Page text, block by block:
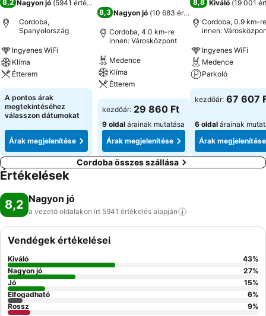
8,2 Nagyon jó (5941 értékelés
Cordoba,
Spanyolország
Ingyenes WiFi
Klíma
Étterem
A pontos árak
megtekintéséhez
válasszon dátumokat
Árak megjelenítése
8,3 Nagyon jó (10 683 értékelés
Cordoba, 4.0 km-re
innen: Városközpont
Medence
Klíma
Étterem
kezdőár: 29 860 Ft
9 oldal árainak mutatása
Árak megjelenítése
8,8 Kiváló (19 001
Cordoba, 0.9 km-re
innen:
Ingyenes WiFi
Medence
Parkoló
kezdőár: 67 607
6 oldal árainak
Árak megjelenítése
Cordoba összes szállása
Értékelések
8,2 Nagyon jó
a vezető oldalakon írt 5941 értékelés alapján
Vendégek értékelései
Kiváló 43%
Nagyon jó
27%
Jó
15%
Elfogadható
6%
Rossz
9%